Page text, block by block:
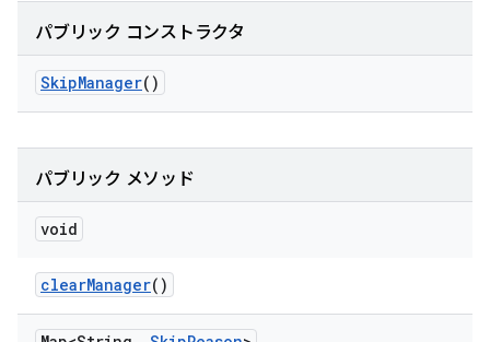
パブリック コンストラクタ
SkipManager()
パブリック メソッド
void
clearManager()